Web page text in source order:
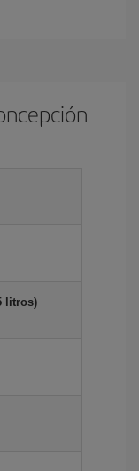
litros)